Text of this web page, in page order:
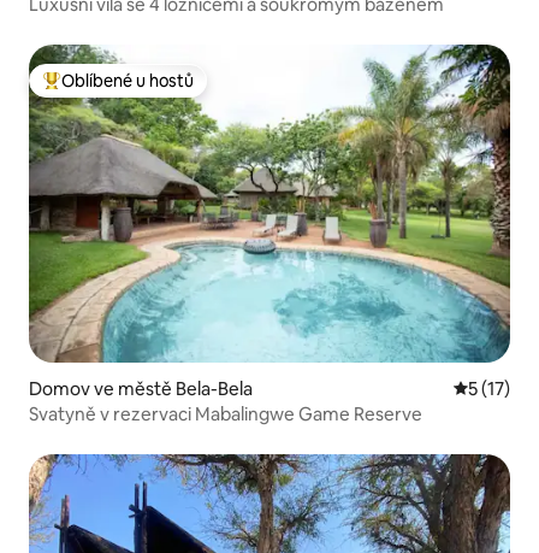
Nejlepší v kategorii Oblíbené u hostů
Oblíbené u hostů
Domov ve městě Bela-Bela
5 (17)
Svatyně v rezervaci Mabalingwe Game Reserve